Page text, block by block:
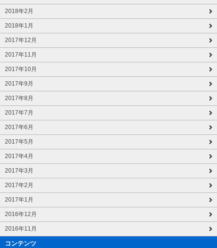
2018年2月
2018年1月
2017年12月
2017年11月
2017年10月
2017年9月
2017年8月
2017年7月
2017年6月
2017年5月
2017年4月
2017年3月
2017年2月
2017年1月
2016年12月
2016年11月
コンテンツ